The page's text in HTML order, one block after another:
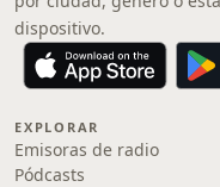
dispositivo.
EXPLORAR
Emisoras de radio
Pódcasts